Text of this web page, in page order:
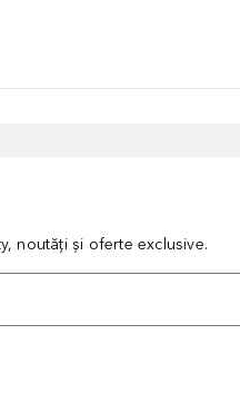
noutăți și oferte exclusive.